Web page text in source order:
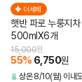
더세페
햇반 파로 누룽지차
500mlX6개
55% 6,750원
15,000원
상온 8/10(월) 이내